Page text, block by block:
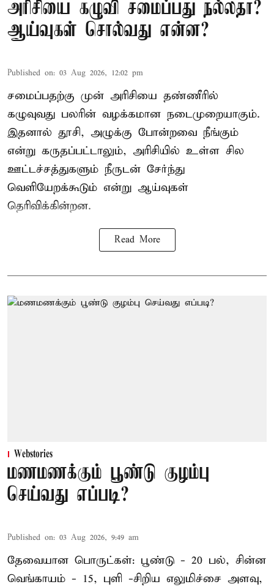
அரிசியை கழுவி சமைப்பது நல்லதா?
ஆய்வுகள் சொல்வது என்ன?
Published on: 03 Aug 2026, 12:02 pm
சமைப்பதற்கு முன் அரிசியை தண்ணீரில்
கழுவுவது பலரின் வழக்கமான நடைமுறையாகும்.
இதனால் தூசி, அழுக்கு போன்றவை நீங்கும்
என்று கருதப்பட்டாலும், அரிசியில் உள்ள சில
ஊட்டச்சத்துகளும் நீருடன் சேர்ந்து
வெளியேறக்கூடும் என்று ஆய்வுகள்
தெரிவிக்கின்றன.
Read More
Webstories
மணமணக்கும் பூண்டு குழம்பு
செய்வது எப்படி?
Published on: 03 Aug 2026, 9:49 am
தேவையான பொருட்கள்: பூண்டு - 20 பல், சின்ன
வெங்காயம் - 15, புளி -சிறிய எலுமிச்சை அளவு,